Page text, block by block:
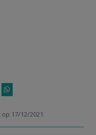
17/12/2021